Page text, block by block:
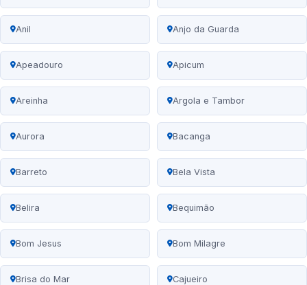
Anil Anjo da Guarda
Apeadouro Apicum
Areinha Argola e Tambor
Aurora Bacanga
Barreto Bela Vista
Belira Bequimão
Bom Jesus Bom Milagre
Brisa do Mar Cajueiro